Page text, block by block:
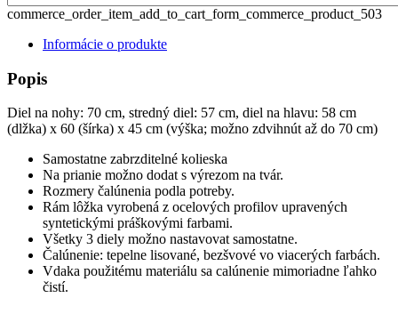
commerce_order_item_add_to_cart_form_commerce_product_503
Informácie o produkte
Popis
Diel na nohy: 70 cm, stredný diel: 57 cm, diel na hlavu: 58 cm
(dlžka) x 60 (šírka) x 45 cm (výška; možno zdvihnút až do 70 cm)
Samostatne zabrzditelné kolieska
Na prianie možno dodat s výrezom na tvár.
Rozmery čalúnenia podla potreby.
Rám lôžka vyrobená z ocelových profilov upravených
syntetickými práškovými farbami.
Všetky 3 diely možno nastavovat samostatne.
Čalúnenie: tepelne lisované, bezšvové vo viacerých farbách.
Vdaka použitému materiálu sa calúnenie mimoriadne ľahko
čistí.